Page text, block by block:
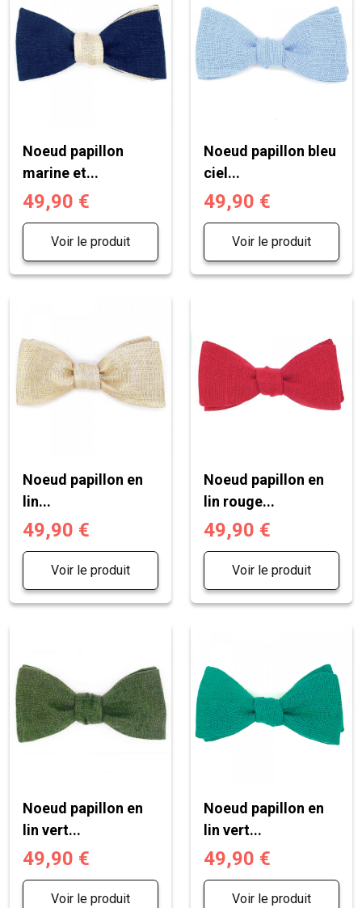
Noeud papillon
marine et...
49,90 €
Voir le produit
Noeud papillon bleu
ciel...
49,90 €
Voir le produit
Noeud papillon en
lin...
49,90 €
Voir le produit
Noeud papillon en
lin rouge...
49,90 €
Voir le produit
Noeud papillon en
lin vert...
49,90 €
Voir le produit
Noeud papillon en
lin vert...
49,90 €
Voir le produit